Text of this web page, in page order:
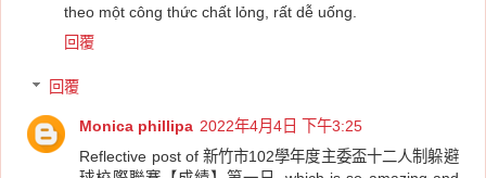
theo một công thức chất lỏng, rất dễ uống.
回覆
回覆
Monica phillipa 2022年4月4日 下午3:25
Reflective post of 新竹市102學年度主委盃十二人制躲避